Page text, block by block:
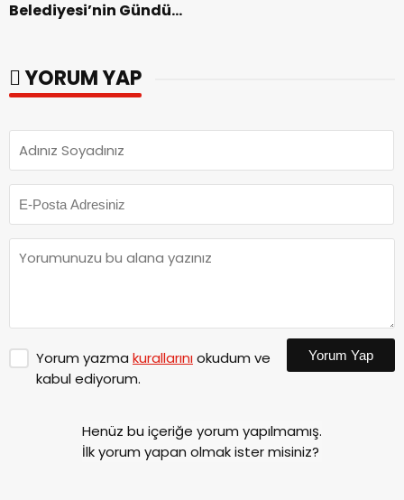
Belediyesi’nin Gündüz
başladı.
YORUM YAP
Yorum yazma kurallarınıokudum ve
kabul ediyorum.
Yorum Yap
Henüz bu içeriğe yorum yapılmamış.
İlk yorum yapan olmak ister misiniz?